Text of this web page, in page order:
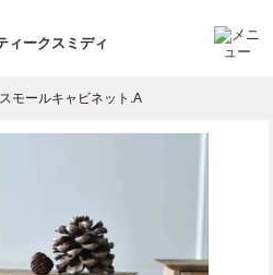
スモールキャビネット.A